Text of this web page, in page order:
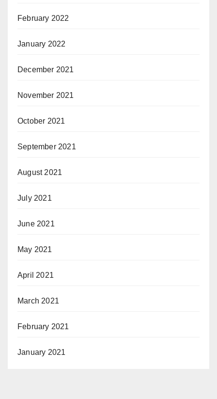
February 2022
January 2022
December 2021
November 2021
October 2021
September 2021
August 2021
July 2021
June 2021
May 2021
April 2021
March 2021
February 2021
January 2021